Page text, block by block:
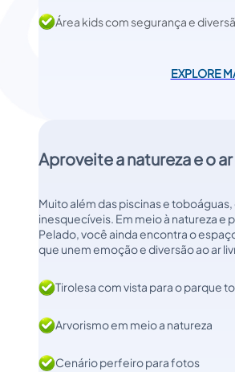
Área kids com segurança e
EXPLORE
Aproveite a natureza e o
Muito além das piscinas e
inesquecíveis. Em meio à natureza e
Pelado, você ainda encontra o
que unem emoção e diversão ao ar
Tirolesa com vista para o parque
Arvorismo em meio a natureza
Cenário perfeiro para fotos